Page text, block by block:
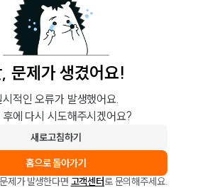
문제가 생겼어요!
시적인 오류가 발생했어요.
후에 다시 시도해주시겠어요?
새로고침하기
홈으로 돌아가기
제가 발생한다면 고객센터로 문의해주세요.